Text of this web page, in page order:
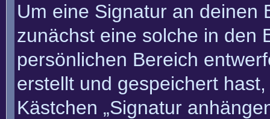
Um eine Signatur an deinen
zunächst eine solche in den
persönlichen Bereich
erstellt und gespeichert
Kästchen „Signatur